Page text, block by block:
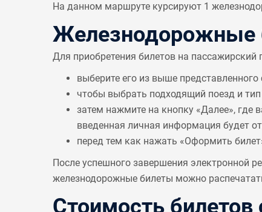
На данном маршруте курсируют 1
Железнодорожные
Для приобретения билетов на пассажирский
выберите его из выше
чтобы выбрать подходящий поезд и
затем нажмите на кнопку «Далее», где
введенная личная информация будет
перед тем как нажать «Оформить
После успешного завершения электронной
железнодорожные билеты можно
Стоимость